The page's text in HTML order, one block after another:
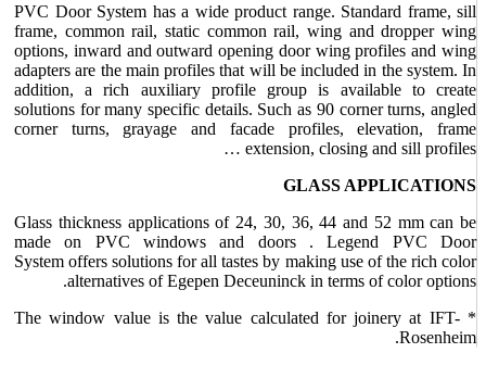
PVC Door System has a wide product range. Standard frame, sill
frame, common rail, static common rail, wing and dropper wing
options, inward and outward opening door wing profiles and wing
adapters are the main profiles that will be included in the system. In
addition, a rich auxiliary profile group is available to create
solutions for many specific details. Such as 90 corner turns, angled
corner turns, grayage and facade profiles, elevation, frame
extension, closing and sill profiles …
GLASS APPLICATIONS
Glass thickness applications of 24, 30, 36, 44 and 52 mm can be
made on PVC windows and doors . Legend PVC Door
System offers solutions for all tastes by making use of the rich color
alternatives of Egepen Deceuninck in terms of color options.
* The window value is the value calculated for joinery at IFT-
Rosenheim.